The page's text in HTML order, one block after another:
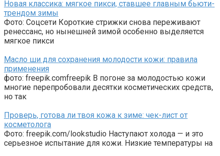
Новая классика: мягкое пикси, ставшее главным бьюти-
трендом зимы
Фото: Соцсети Короткие стрижки снова переживают
ренессанс, но нынешней зимой особенно выделяется
мягкое пикси
Масло ши для сохранения молодости кожи: правила
применения
фото: freepik.comfreepik В погоне за молодостью кожи
многие перепробовали десятки косметических средств,
но так
Проверь, готова ли твоя кожа к зиме: чек-лист от
косметолога
Фото: freepik.com/lookstudio Наступают холода — и это
серьезное испытание для кожи. Низкие температуры на